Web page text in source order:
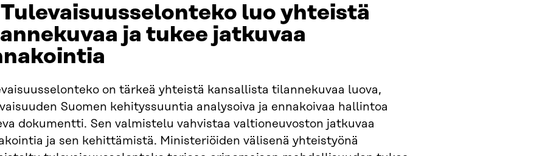
Tulevaisuusselonteko luo yhteistä
ja tukee jatkuvaa
on tärkeä yhteistä kansallista tilannekuvaa luova,
Suomen kehityssuuntia analysoiva ja ennakoivaa hallintoa
dokumentti. Sen valmistelu vahvistaa valtioneuvoston jatkuvaa
ja sen kehittämistä. Ministeriöiden välisenä yhteistyönä